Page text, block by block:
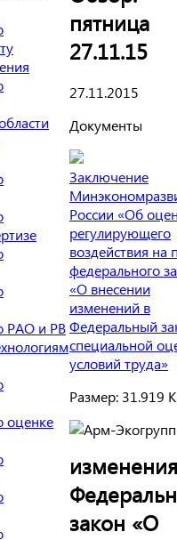
РАО и РВ
оценке
пятница
27.11.15
27.11.2015
Документы
Заключение
России «Об
регулирующего
воздействия на
федерального
«О внесении
изменений в
Федеральный
специальной
условий труда»
Размер: 31.919
закон «О